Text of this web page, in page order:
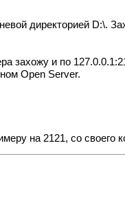
директорией D:\.
захожу и по
Open Server.
на 2121, со своего